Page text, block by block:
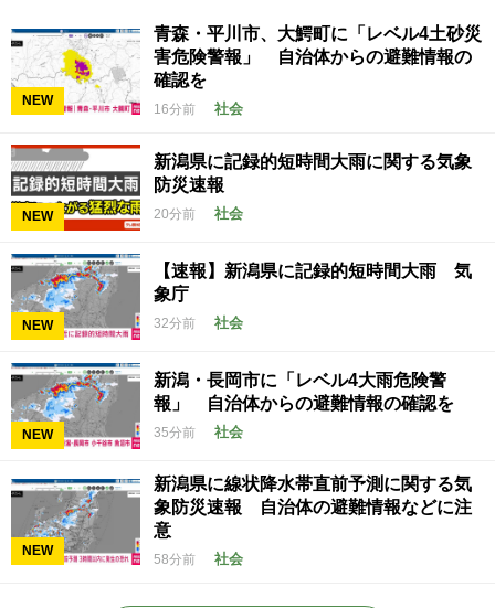
NEW
青森・平川市、大鰐町に「レベル4土砂災
害危険警報」 自治体からの避難情報の
確認を
16分前 社会
NEW
新潟県に記録的短時間大雨に関する気象
防災速報
20分前 社会
NEW
【速報】新潟県に記録的短時間大雨 気
象庁
32分前 社会
NEW
新潟・長岡市に「レベル4大雨危険警
報」 自治体からの避難情報の確認を
35分前 社会
NEW
新潟県に線状降水帯直前予測に関する気
象防災速報 自治体の避難情報などに注
意
58分前 社会